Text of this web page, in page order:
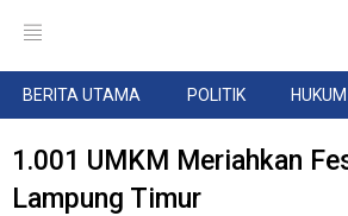
BERITA UTAMA POLITIK HUKUM
1.001 UMKM Meriahkan
Lampung Timur